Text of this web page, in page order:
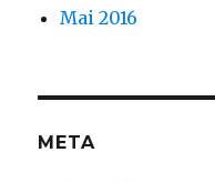
Mai 2016
META